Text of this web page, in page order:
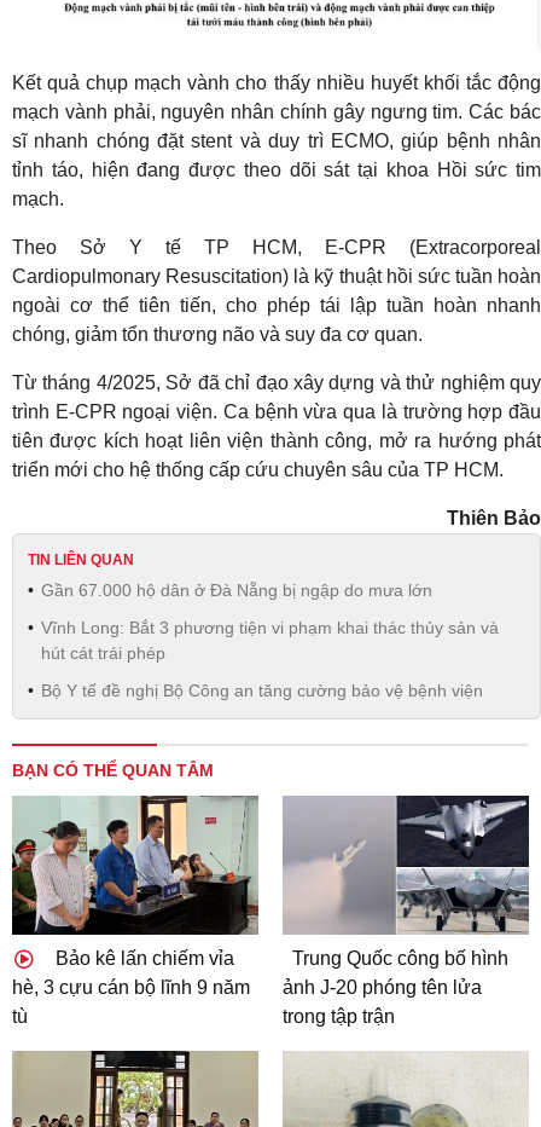
Kết quả chụp mạch vành cho thấy nhiều huyết khối tắc động
mạch vành phải, nguyên nhân chính gây ngưng tim. Các bác
sĩ nhanh chóng đặt stent và duy trì ECMO, giúp bệnh nhân
tỉnh táo, hiện đang được theo dõi sát tại khoa Hồi sức tim
mạch.
Theo Sở Y tế TP HCM, E-CPR (Extracorporeal
Cardiopulmonary Resuscitation) là kỹ thuật hồi sức tuần hoàn
ngoài cơ thể tiên tiến, cho phép tái lập tuần hoàn nhanh
chóng, giảm tổn thương não và suy đa cơ quan.
Từ tháng 4/2025, Sở đã chỉ đạo xây dựng và thử nghiệm quy
trình E-CPR ngoại viện. Ca bệnh vừa qua là trường hợp đầu
tiên được kích hoạt liên viện thành công, mở ra hướng phát
triển mới cho hệ thống cấp cứu chuyên sâu của TP HCM.
Thiên Bảo
TIN LIÊN QUAN
Gần 67.000 hộ dân ở Đà Nẵng bị ngập do mưa lớn
Vĩnh Long: Bắt 3 phương tiện vi phạm khai thác thủy sản và
hút cát trái phép
Bộ Y tế đề nghị Bộ Công an tăng cường bảo vệ bệnh viện
BẠN CÓ THỂ QUAN TÂM
Bảo kê lấn chiếm vỉa
hè, 3 cựu cán bộ lĩnh 9 năm
tù
Trung Quốc công bố hình
ảnh J-20 phóng tên lửa
trong tập trận